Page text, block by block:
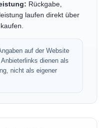
Rückgabe,
laufen direkt über
auf der Website
dienen als
nicht als eigener